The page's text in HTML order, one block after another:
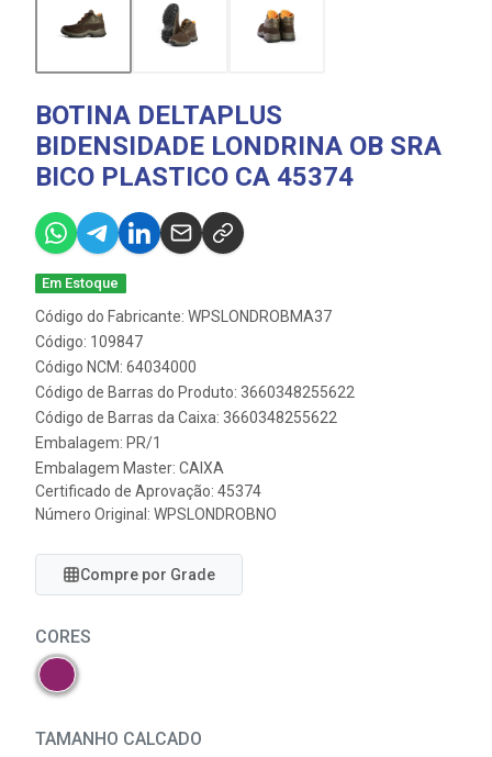
BOTINA DELTAPLUS
BIDENSIDADE LONDRINA OB SRA
BICO PLASTICO CA 45374
Em Estoque
Código do Fabricante: WPSLONDROBMA37
Código: 109847
Código NCM: 64034000
Código de Barras do Produto: 3660348255622
Código de Barras da Caixa: 3660348255622
Embalagem: PR/1
Embalagem Master: CAIXA
Certificado de Aprovação: 45374
Número Original: WPSLONDROBNO
Compre por Grade
CORES
TAMANHO CALCADO